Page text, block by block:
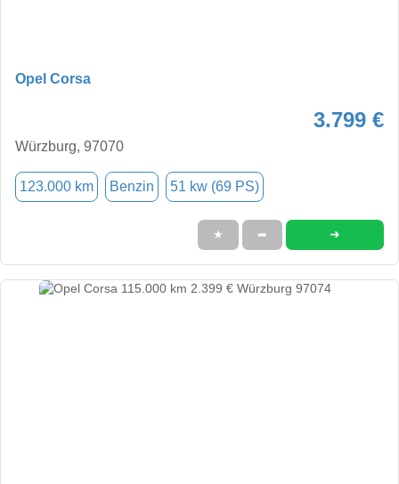
Opel Corsa
3.799 €
Würzburg, 97070
123.000 km Benzin 51 kw (69 PS)
★ ➦ ➜